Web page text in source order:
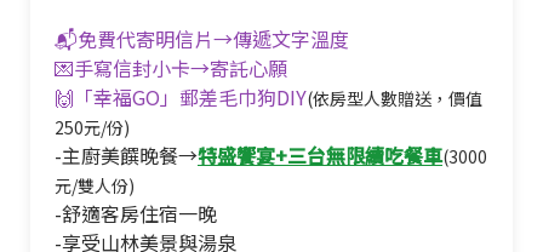
📬免費代寄明信片→傳遞文字溫度
💌手寫信封小卡→寄託心願
🙌「幸福GO」郵差毛巾狗DIY(依房型人數贈送，價值
250元/份)
-主廚美饌晚餐→特盛饗宴+三台無限續吃餐車(3000
元/雙人份)
-舒適客房住宿一晚
-享受山林美景與湯泉